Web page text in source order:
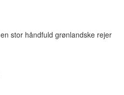
en stor håndfuld grønlandske rejer